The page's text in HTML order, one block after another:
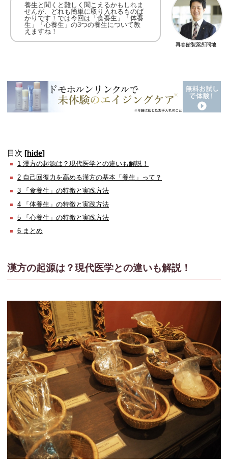
再春館製薬所間地
養生と聞くと難しく聞こえるかもしれま
せんが、どれも簡単に取り入れるものば
かりです！ では今回は「食養生」「体養
生」「心養生」の3つの養生について教
えますね！
目次 [hide]
1 漢方の起源は？現代医学との違いも解説！
2 自己回復力を高める漢方の基本「養生」って？
3 「食養生」の特徴と実践方法
4 「体養生」の特徴と実践方法
5 「心養生」の特徴と実践方法
6 まとめ
漢方の起源は？現代医学との違いも解説！